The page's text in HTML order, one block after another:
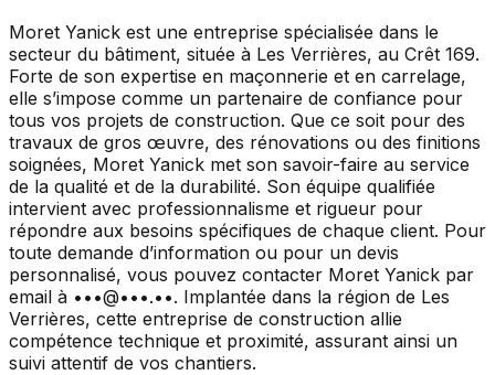
Moret Yanick est une entreprise spécialisée dans le
secteur du bâtiment, située à Les Verrières, au Crêt 169.
Forte de son expertise en maçonnerie et en carrelage,
elle s’impose comme un partenaire de confiance pour
tous vos projets de construction. Que ce soit pour des
travaux de gros œuvre, des rénovations ou des finitions
soignées, Moret Yanick met son savoir-faire au service
de la qualité et de la durabilité. Son équipe qualifiée
intervient avec professionnalisme et rigueur pour
répondre aux besoins spécifiques de chaque client. Pour
toute demande d’information ou pour un devis
personnalisé, vous pouvez contacter Moret Yanick par
email à •••@•••.••. Implantée dans la région de Les
Verrières, cette entreprise de construction allie
compétence technique et proximité, assurant ainsi un
suivi attentif de vos chantiers.